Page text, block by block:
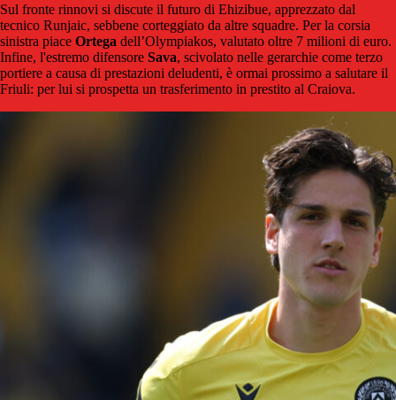
Sul fronte rinnovi si discute il futuro di Ehizibue, apprezzato dal
tecnico Runjaic, sebbene corteggiato da altre squadre. Per la corsia
sinistra piace Ortega dell’Olympiakos, valutato oltre 7 milioni di euro.
Infine, l'estremo difensore Sava, scivolato nelle gerarchie come terzo
portiere a causa di prestazioni deludenti, è ormai prossimo a salutare il
Friuli: per lui si prospetta un trasferimento in prestito al Craiova.